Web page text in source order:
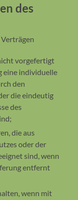
des
vorgefertigt
eine individuelle
den
die eindeutig
des
die aus
oder der
sind, wenn
entfernt
wenn mit